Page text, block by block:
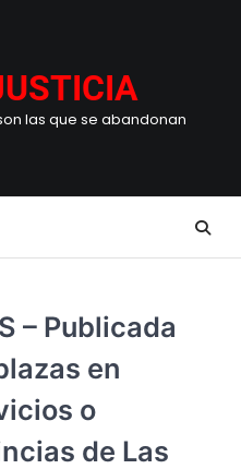
las que se abandonan
– Publicada
en
o
de Las